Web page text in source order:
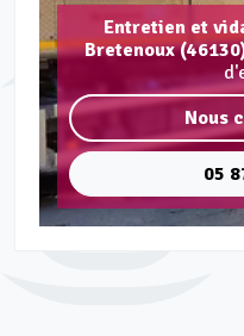
Entretien et
Bretenoux
Nous
05